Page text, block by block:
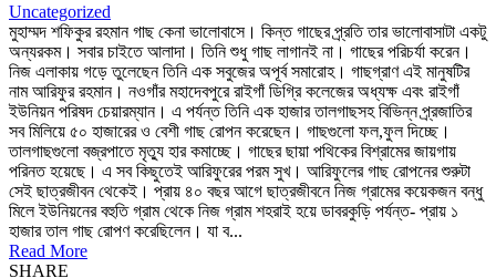
Uncategorized
মুহাম্মদ শফিকুর রহমান গাছ কেনা ভালোবাসে। কিন্ত গাছের প্র্রতি তার ভালোবাসাটা একটু
অন্যরকম। সবার চাইতে আলাদা। তিনি শুধু গাছ লাগানই না। গাছের পরিচর্যা করেন।
নিজ এলাকায় গড়ে তুলেছেন তিনি এক সবুজের অপূর্ব সমারোহ। গাছগ্রাণ এই মানুষটির
নাম আরিফুর রহমান। নওগাঁর মহাদেবপুরে রাইগাঁ ডিগ্রি কলেজের অধ্যক্ষ এবং রাইগাঁ
ইউনিয়ন পরিষদ চেয়ারম্যান। এ পর্যন্ত তিনি এক হাজার তালগাছসহ বিভিন্ন প্র্রজাতির
সব মিলিয়ে ৫০ হাজারের ও বেশী গাছ রোপন করেছেন। গাছগুলো ফল,ফুল দিচ্ছে।
তালগাছগুলো বজ্রপাতে মৃত্যু হার কমাচ্ছে। গাছের ছায়া পথিকের বিশ্রামের জায়গায়
পরিনত হয়েছে। এ সব কিছুতেই আরিফুরের পরম সুখ। আরিফুলের গাছ রোপনের শুরুটা
সেই ছাত্রজীবন থেকেই। প্রায় ৪০ বছর আগে ছাত্রজীবনে নিজ গ্রামের কয়েকজন বন্ধু
মিলে ইউনিয়নের বহুতি গ্রাম থেকে নিজ গ্রাম শহরাই হয়ে ডাবরকুড়ি পর্যন্ত- প্রায় ১
হাজার তাল গাছ রোপণ করেছিলেন। যা ব...
Read More
SHARE